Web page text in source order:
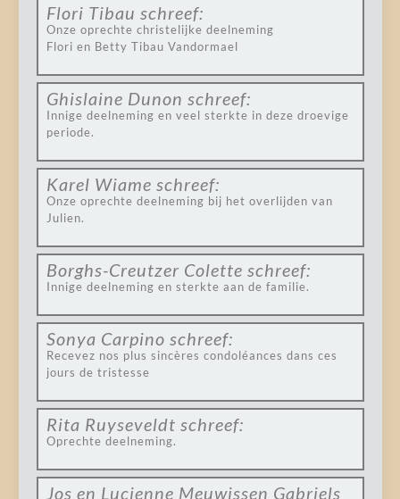
Flori Tibau schreef:
Onze oprechte christelijke deelneming
Flori en Betty Tibau Vandormael
Ghislaine Dunon schreef:
Innige deelneming en veel sterkte in deze droevige
periode.
Karel Wiame schreef:
Onze oprechte deelneming bij het overlijden van
Julien.
Borghs-Creutzer Colette schreef:
Innige deelneming en sterkte aan de familie.
Sonya Carpino schreef:
Recevez nos plus sincères condoléances dans ces
jours de tristesse
Rita Ruyseveldt schreef:
Oprechte deelneming.
Jos en Lucienne Meuwissen Gabriels